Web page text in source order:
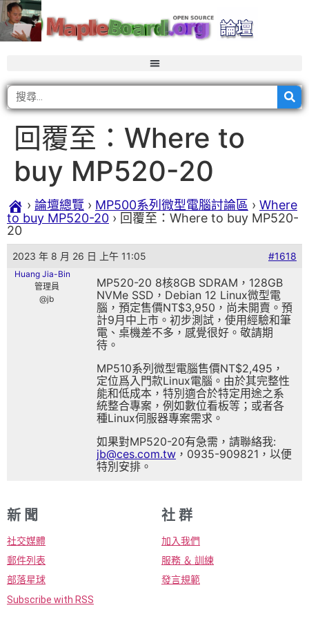
回覆至：Where to
buy MP520-20
› 論壇總覽 › MP500系列微型電腦討論區 › Where
to buy MP520-20 › 回覆至：Where to buy MP520-
20
2023 年 8 月 26 日 上午 11:05 #1618
Huang Jia-Bin
管理員
@jb
MP520-20 8核8GB SDRAM，128GB
NVMe SSD，Debian 12 Linux微型電
腦，預定售價NT$3,950，尚未開賣。預
計9月中上市。初步測試，使用經驗和筆
電、桌機差不多，感覺很好。敬請期
待。
MP510系列微型電腦售價NT$2,495，
定位爲入門款Linux電腦。由於其完整性
能和低成本，特別適合於特定用途之系
統整合專案，例如數位看板等；或者各
種Linux伺服器專案需求。
如果對MP520-20有急需，請聯絡我:
jb@ces.com.tw ，0935-909821，以便
特別安排。
新 聞
社交媒體
郵件列表
部落星球
Subscribe with RSS
社 群
加入我們
服務 ＆ 訓練
發言規範